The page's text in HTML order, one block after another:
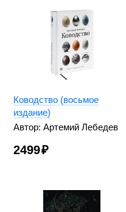
Ководство (восьмое
издание)
Автор: Артемий Лебедев
2499₽